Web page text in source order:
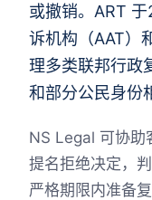
或撤销。ART
诉机构（AAT）
理多类联邦行政
和部分公民身份
NS Legal 可协助
提名拒绝决定，
严格期限内准备